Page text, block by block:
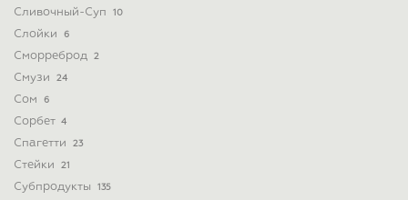
Сливочный-Суп 10
Слойки 6
Сморреброд 2
Смузи 24
Сом 6
Сорбет 4
Спагетти 23
Стейки 21
Субпродукты 135